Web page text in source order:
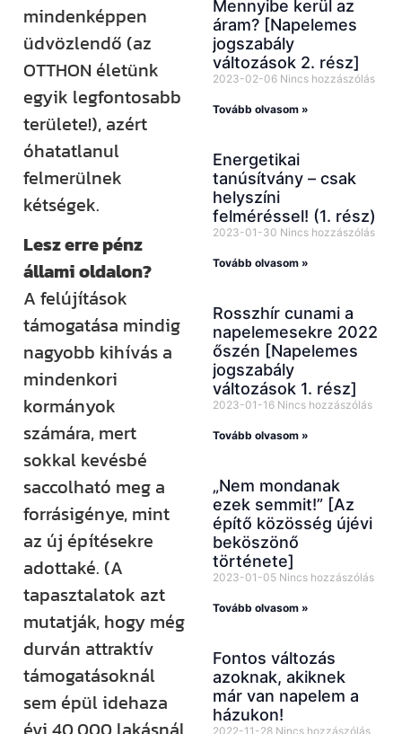
mindenképpen
üdvözlendő (az
OTTHON életünk
egyik legfontosabb
területe!), azért
óhatatlanul
felmerülnek
kétségek.
Lesz erre pénz
állami oldalon?
A felújítások
támogatása mindig
nagyobb kihívás a
mindenkori
kormányok
számára, mert
sokkal kevésbé
saccolható meg a
forrásigénye, mint
az új építésekre
adottaké. (A
tapasztalatok azt
mutatják, hogy még
durván attraktív
támogatásoknál
sem épül idehaza
Mennyibe kerül az
áram? [Napelemes
jogszabály
változások 2. rész]
2023-02-06 Nincs hozzászólás
Tovább olvasom »
Energetikai
tanúsítvány – csak
helyszíni
felméréssel! (1. rész)
2023-01-30 Nincs hozzászólás
Tovább olvasom »
Rosszhír cunami a
napelemesekre 2022
őszén [Napelemes
jogszabály
változások 1. rész]
2023-01-16 Nincs hozzászólás
Tovább olvasom »
„Nem mondanak
ezek semmit!” [Az
építő közösség újévi
beköszönő
története]
2023-01-05 Nincs hozzászólás
Tovább olvasom »
Fontos változás
azoknak, akiknek
már van napelem a
házukon!
2022-11-28 Nincs hozzászólás